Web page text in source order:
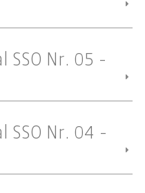
SSO Nr. 05 -
SSO Nr. 04 -